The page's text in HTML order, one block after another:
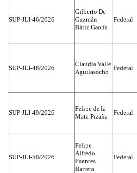
SUP-JLI-46/2026
Gilberto De
Guzmán
Bátiz García
Federal
SUP-JLI-48/2026
Claudia Valle
Aguilasocho
Federal
SUP-JLI-49/2026
Felipe de la
Mata Pizaña
Federal
SUP-JLI-50/2026
Felipe
Alfredo
Fuentes
Barrera
Federal